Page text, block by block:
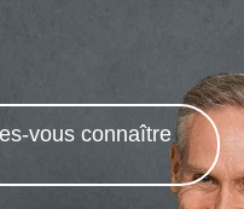
vous connaître